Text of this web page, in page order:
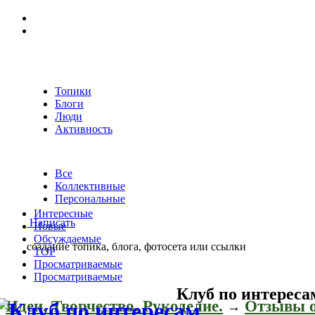
Топики
Блоги
Люди
Активность
Все
Коллективные
Персональные
Написать
создание топика, блога, фотосета или ссылки
Клуб по
Интересные
Новые
Обсуждаемые
TOP
Просматриваемые
Просматриваемые
Идеи. Творчество. Рукоделие. → Отзывы